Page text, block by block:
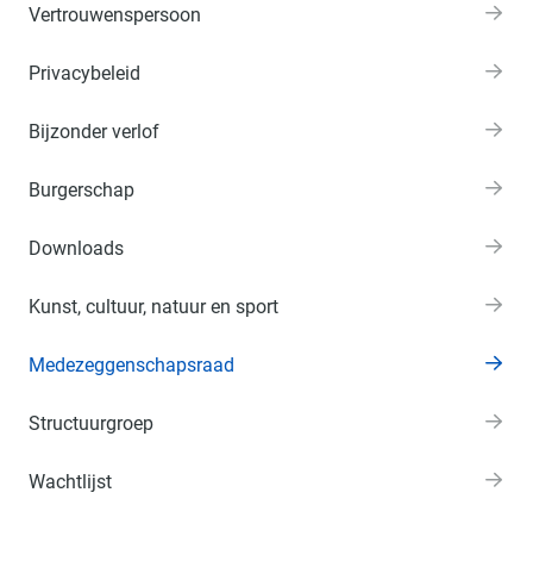
Vertrouwenspersoon
Privacybeleid
Bijzonder verlof
Burgerschap
Downloads
Kunst, cultuur, natuur en sport
Medezeggenschapsraad
Structuurgroep
Wachtlijst